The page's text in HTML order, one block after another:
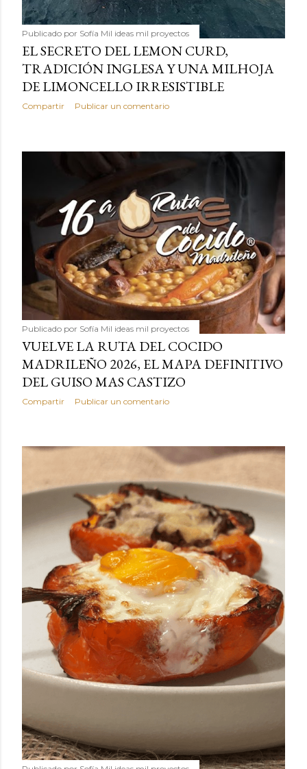
Publicado por Sofía Mil ideas mil proyectos
EL SECRETO DEL LEMON CURD,
TRADICIÓN INGLESA Y UNA MILHOJA
DE LIMONCELLO IRRESISTIBLE
Compartir Publicar un comentario
Publicado por Sofía Mil ideas mil proyectos
VUELVE LA RUTA DEL COCIDO
MADRILEÑO 2026, EL MAPA DEFINITIVO
DEL GUISO MAS CASTIZO
Compartir Publicar un comentario